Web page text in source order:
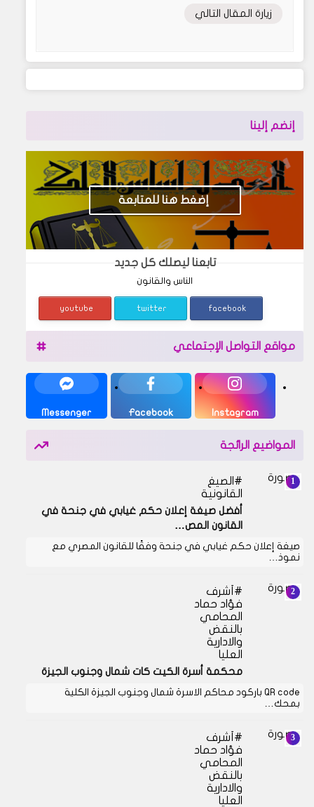
زيارة المقال التالي
إنضم إلينا
إضغط هنا للمتابعة
تابعنا ليصلك كل جديد
الناس والقانون
facebook
twitter
youtube
مواقع التواصل الإجتماعي
Instagram
Facebook
Messenger
المواضيع الرائجة
الصيغ
القانونية
أفضل صيغة إعلان حكم غيابي في جنحة في
القانون المص…
صيغة إعلان حكم غيابي في جنحة وفقًا للقانون المصري مع
نموذ…
أشرف
فؤاد حماد
المحامي
بالنقض
والادارية
العليا
محكمة أسرة الكيت كات شمال وجنوب الجيزة
QR code باركود محاكم الاسرة شمال وجنوب الجيزة الكلية
بمحك…
أشرف
فؤاد حماد
المحامي
بالنقض
والادارية
العليا